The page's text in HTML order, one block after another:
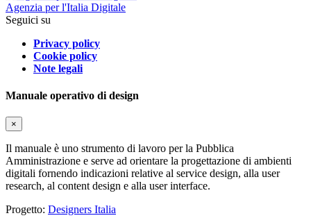
Agenzia per l'Italia Digitale
Seguici su
Privacy policy
Cookie policy
Note legali
Manuale operativo di design
×
Il manuale è uno strumento di lavoro per la Pubblica
Amministrazione e serve ad orientare la progettazione di ambienti
digitali fornendo indicazioni relative al service design, alla user
research, al content design e alla user interface.
Progetto: Designers Italia